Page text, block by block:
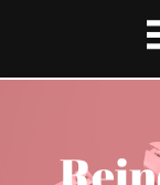
contenuto